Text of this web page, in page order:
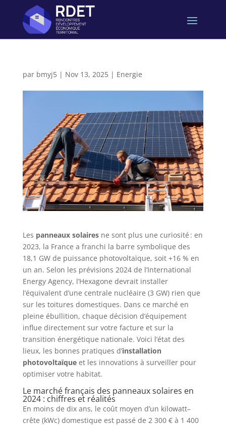
par bmyj5| Nov 13, 2025| Energie
Les panneaux solairesne sont plus une curiosité : en
2023, la France a franchi la barre symbolique des
18,1 GW de puissance photovoltaïque, soit +16 % en
un an. Selon les prévisions 2024 de l’International
Energy Agency, l’Hexagone devrait installer
l’équivalent d’une centrale nucléaire (3 GW) rien que
sur les toitures domestiques. Dans ce marché en
pleine ébullition, chaque décision d’équipement
influe directement sur votre facture et sur la
transition énergétique nationale. Voici l’état des
lieux, les bonnes pratiques d’installation
photovoltaïqueet les innovations à surveiller pour
optimiser votre habitat.
Le marché français des panneaux solaires en
2024 : chiffres et réalités
En moins de dix ans, le coût moyen d’un kilowatt–
crête (kWc) domestique est passé de 2 300 € à 1 400